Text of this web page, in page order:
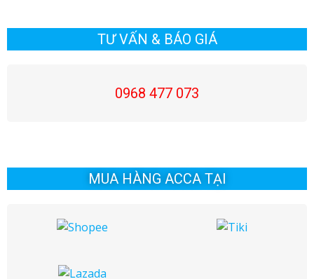
viết
viết
TƯ VẤN & BÁO GIÁ
0968 477 073
MUA HÀNG ACCA TẠI